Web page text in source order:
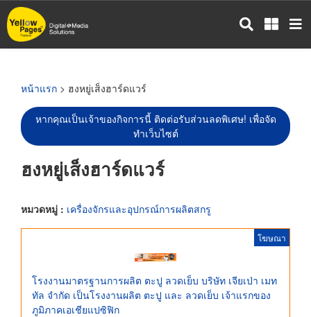
ข้าม
ไป
หน้าแรก > ฮงหยู่เส็งฮาร์ดแวร์
หากคุณเป็นเจ้าของกิจการนี้ ติดต่อรับส่วนลดพิเศษ! เพื่อจัด
ทำเว็บไซต์
ฮงหยู่เส็งฮาร์ดแวร์
หมวดหมู่ : เครื่องจักรและอุปกรณ์การผลิตสกรู
โฆษณา
โรงงานมาตรฐานการผลิต ตะปู ลวดเย็บ บริษัท เจียเป่า เมท
ทัล จำกัด เป็นโรงงานผลิต ตะปู และ ลวดเย็บ เจ้าแรกของ
ภูมิภาคเอเชียแปซิฟิก